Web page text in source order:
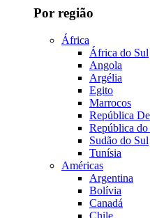
Por região
África
África do Sul
Angola
Argélia
Egito
Marrocos
República
República
Sudão do Sul
Tunísia
Américas
Argentina
Bolívia
Canadá